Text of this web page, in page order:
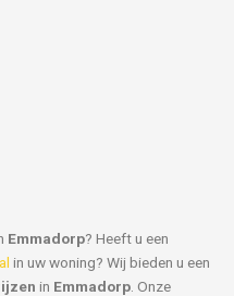
Emmadorp? Heeft u een
in uw woning? Wij bieden u een
in Emmadorp . Onze